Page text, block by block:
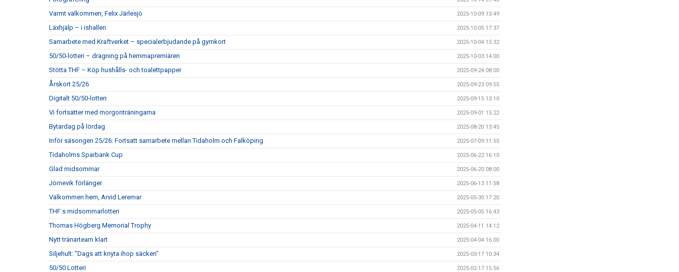
Varmt välkommen, Felix Järlesjö 2025-10-09 13:49
Läxhjälp – i ishallen 2025-10-05 17:37
Samarbete med Kraftverket – specialerbjudande på gymkort 2025-10-04 15:32
50/50-lotteri – dragning på hemmapremiären 2025-10-03 14:00
Stötta THF – Köp hushålls- och toalettpapper 2025-09-24 08:00
Årskort 25/26 2025-09-23 09:55
Digitalt 50/50-lotteri 2025-09-15 13:10
Vi fortsätter med morgonträningarna 2025-09-01 15:22
Bytardag på lördag 2025-08-20 13:45
Inför säsongen 25/26: Fortsatt samarbete mellan Tidaholm och Falköping 2025-07-09 11:55
Tidaholms Sparbank Cup 2025-06-22 16:10
Glad midsommar 2025-06-20 08:00
Jörnevik förlänger 2025-06-13 11:58
Välkommen hem, Arvid Leremar 2025-05-30 17:20
THF:s midsommarlotteri 2025-05-05 16:43
Thomas Högberg Memorial Trophy 2025-04-11 14:12
Nytt tränarteam klart 2025-04-04 16:00
Siljehult: ”Dags att knyta ihop säcken” 2025-03-17 10:34
50/50 Lotteri 2025-02-17 15:56